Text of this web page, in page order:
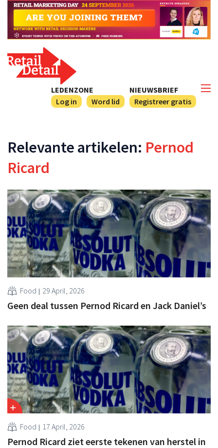
NIEUWSBRIEF
Registreer gratis
LEDENZONE
Log in
Word lid
Relevante artikelen: Pernod
Ricard
Food 29 April, 2026
Geen deal tussen Pernod Ricard en Jack Daniel’s
Food 17 April, 2026
Pernod Ricard ziet eerste tekenen van herstel in